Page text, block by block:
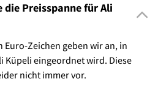
Preisspanne für Ali
Euro-Zeichen geben wir an, in
Küpeli eingeordnet wird. Diese
nicht immer vor.